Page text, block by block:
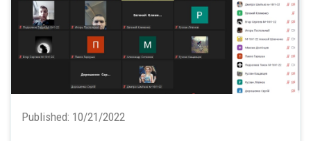
Published: 10/21/2022